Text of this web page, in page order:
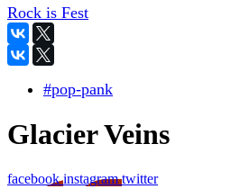
Rock is Fest
#pop-pank
Glacier Veins
facebookinstagramtwitter